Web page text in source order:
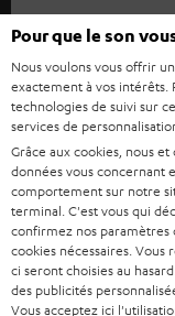
s
à
l
a
n
e
w
s
l
BARRES DE SON
STEREO
SMART HOME
BLUETOOTH
CASQUES AUDIO
Société
SUPPORT
CARRIÈRE
PRESSE
B2B
NEWSLETTER
Boutiques en ligne
ALLEMAGNE
AUTRICHE
SUISSE
PAYS-BAS
Pour que le son
Nous voulons vous offrir
exactement à vos intérêts.
technologies de suivi sur
services de
Grâce aux cookies, nous
données vous concernant
comportement sur notre
terminal. C'est vous qui
confirmez nos paramètres
cookies nécessaires. Vous
ci seront choisies au
des publicités
Vous acceptez ici